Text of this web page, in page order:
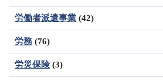
労働者派遣事業 (42)
労務 (76)
労災保険(3)